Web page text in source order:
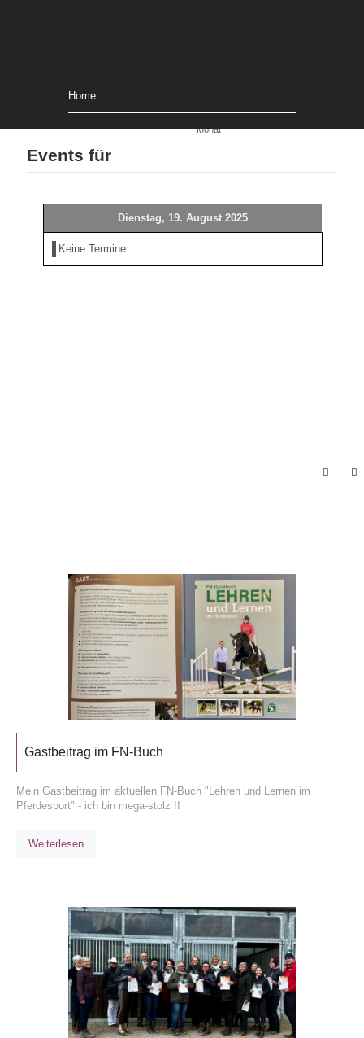
Home
Nach Monat
Gehe zu
Monat
Events für
Dienstag, 19. August 2025
Keine Termine
Gastbeitrag im FN-Buch
Mein Gastbeitrag im aktuellen FN-Buch "Lehren und Lernen im
Pferdesport" - ich bin mega-stolz !!
Weiterlesen